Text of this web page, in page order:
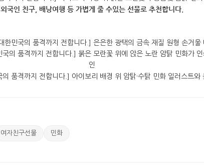
외국인 친구, 배낭여행 등 가볍게 줄 수있는 선물로 추천합니다.
여자친구선물 민화